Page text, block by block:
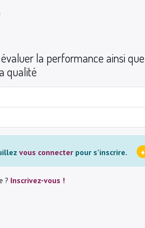
évaluer la performance ainsi
qualité
vous connecter pour s'inscrire.
? Inscrivez-vous !